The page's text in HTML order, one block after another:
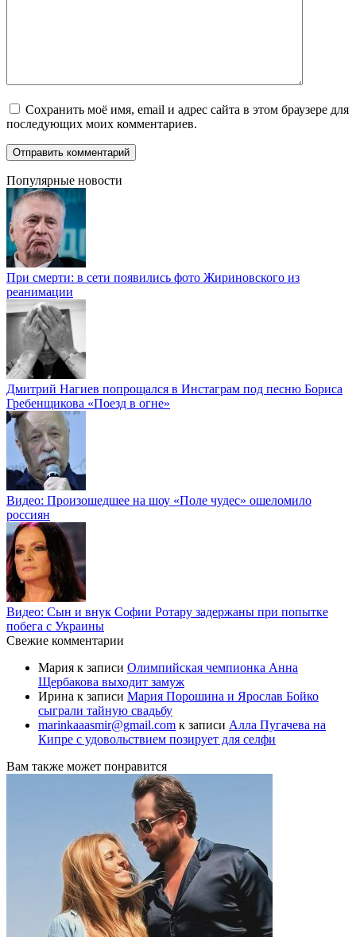
Сохранить моё имя, email и адрес сайта в этом браузере для
последующих моих комментариев.
Популярные новости
При смерти: в сети появились фото Жириновского из
реанимации
Дмитрий Нагиев попрощался в Инстаграм под песню Бориса
Гребенщикова «Поезд в огне»
Видео: Произошедшее на шоу «Поле чудес» ошеломило
россиян
Видео: Сын и внук Софии Ротару задержаны при попытке
побега с Украины
Свежие комментарии
Мария к записи Олимпийская чемпионка Анна
Щербакова выходит замуж
Ирина к записи Мария Порошина и Ярослав Бойко
сыграли тайную свадьбу
marinkaaasmir@gmail.com к записи Алла Пугачева на
Кипре с удовольствием позирует для селфи
Вам также может понравится